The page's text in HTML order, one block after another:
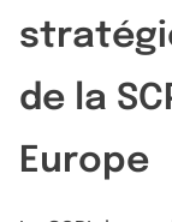
de la
Europe